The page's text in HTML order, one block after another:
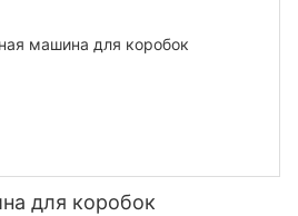
для коробок